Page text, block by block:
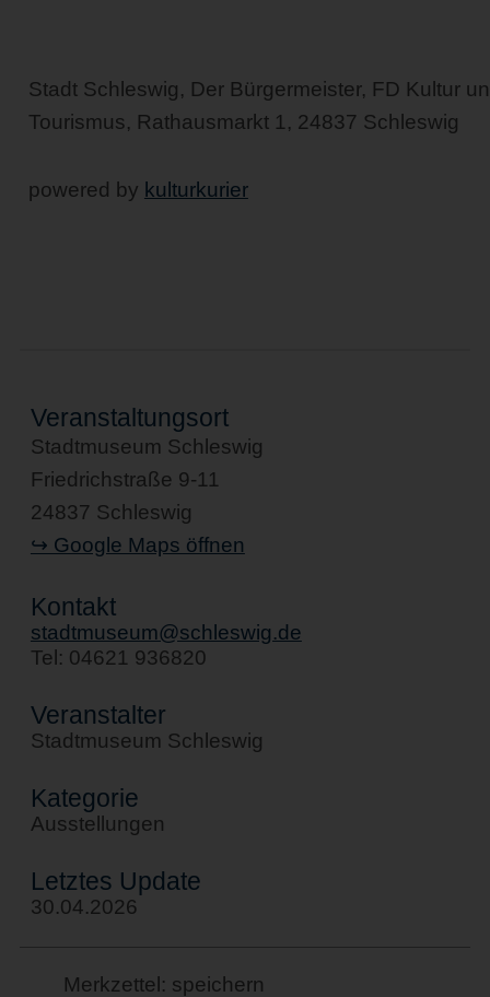
Stadt Schleswig, Der Bürgermeister, FD Kultur
Tourismus, Rathausmarkt 1, 24837 Schleswig
powered by kulturkurier
Veranstaltungsort
Stadtmuseum Schleswig
Friedrichstraße 9-11
24837 Schleswig
↪ Google Maps öffnen
Kontakt
stadtmuseum@schleswig.de
Tel: 04621 936820
Veranstalter
Stadtmuseum Schleswig
Kategorie
Ausstellungen
Letztes Update
30.04.2026
Merkzettel: speichern